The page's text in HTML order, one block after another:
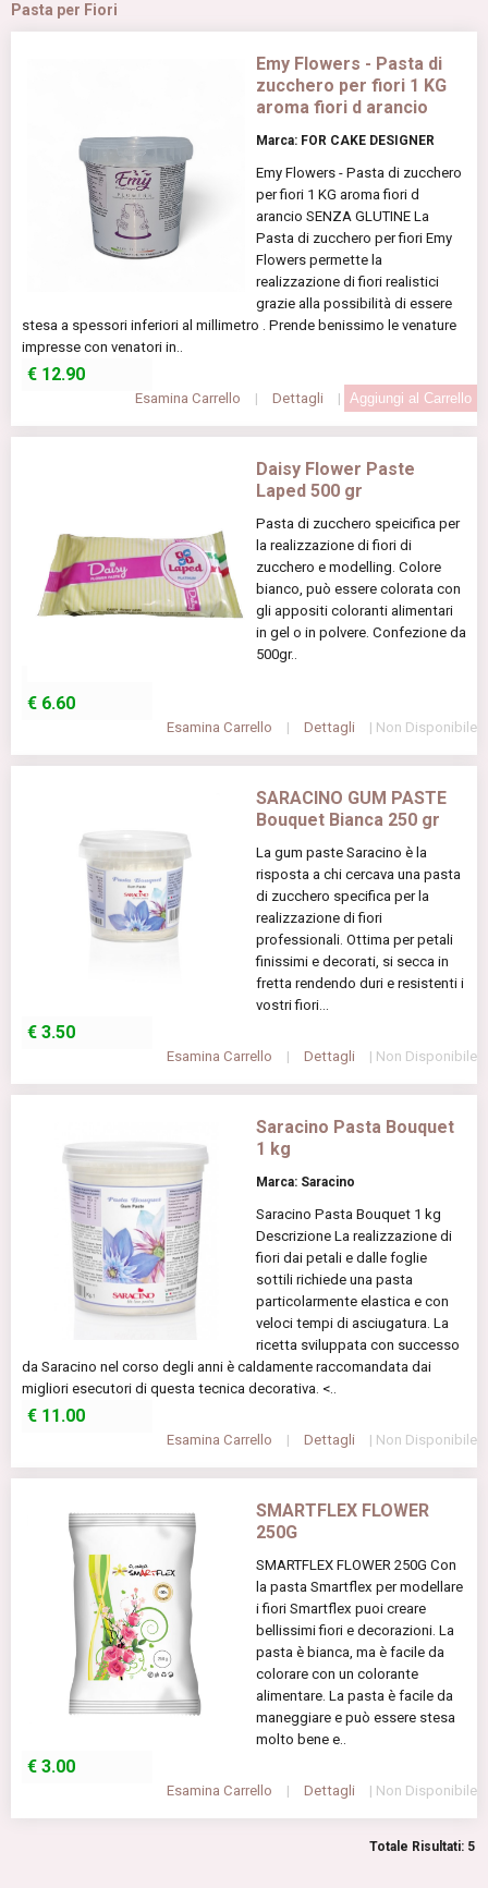
Pasta per Fiori
Emy Flowers - Pasta di
zucchero per fiori 1 KG
aroma fiori d arancio
Marca: FOR CAKE DESIGNER
Emy Flowers - Pasta di zucchero
per fiori 1 KG aroma fiori d
arancio SENZA GLUTINE La
Pasta di zucchero per fiori Emy
Flowers permette la
realizzazione di fiori realistici
grazie alla possibilità di essere
stesa a spessori inferiori al millimetro . Prende benissimo le venature
impresse con venatori in..
€ 12.90
Esamina Carrello | Dettagli |
Daisy Flower Paste
Laped 500 gr
Pasta di zucchero speicifica per
la realizzazione di fiori di
zucchero e modelling. Colore
bianco, può essere colorata con
gli appositi coloranti alimentari
in gel o in polvere. Confezione da
500gr..
€ 6.60
Esamina Carrello | Dettagli | Non Disponibile
SARACINO GUM PASTE
Bouquet Bianca 250 gr
La gum paste Saracino è la
risposta a chi cercava una pasta
di zucchero specifica per la
realizzazione di fiori
professionali. Ottima per petali
finissimi e decorati, si secca in
fretta rendendo duri e resistenti i
vostri fiori...
€ 3.50
Esamina Carrello | Dettagli | Non Disponibile
Saracino Pasta Bouquet
1 kg
Marca: Saracino
Saracino Pasta Bouquet 1 kg
Descrizione La realizzazione di
fiori dai petali e dalle foglie
sottili richiede una pasta
particolarmente elastica e con
veloci tempi di asciugatura. La
ricetta sviluppata con successo
da Saracino nel corso degli anni è caldamente raccomandata dai
migliori esecutori di questa tecnica decorativa. <..
€ 11.00
Esamina Carrello | Dettagli | Non Disponibile
SMARTFLEX FLOWER
250G
SMARTFLEX FLOWER 250G Con
la pasta Smartflex per modellare
i fiori Smartflex puoi creare
bellissimi fiori e decorazioni. La
pasta è bianca, ma è facile da
colorare con un colorante
alimentare. La pasta è facile da
maneggiare e può essere stesa
molto bene e..
€ 3.00
Esamina Carrello | Dettagli | Non Disponibile
Totale Risultati: 5